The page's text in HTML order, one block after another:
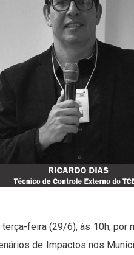
terça-feira (29/6), às 10h, por
de Impactos nos